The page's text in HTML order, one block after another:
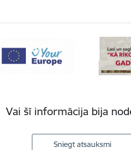
Vai šī informācija bija
Sniegt atsauksmi